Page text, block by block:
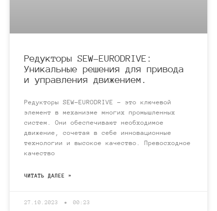
Редукторы SEW-EURODRIVE:
Уникальные решения для привода
и управления движением.
Редукторы SEW-EURODRIVE – это ключевой
элемент в механизме многих промышленных
систем. Они обеспечивают необходимое
движение, сочетая в себе инновационные
технологии и высокое качество. Превосходное
качество
ЧИТАТЬ ДАЛЕЕ »
27.10.2023 00:23